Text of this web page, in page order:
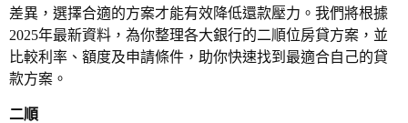
差異，選擇合適的方案才能有效降低還款壓力。我們將根據
2025年最新資料，為你整理各大銀行的二順位房貸方案，並
比較利率、額度及申請條件，助你快速找到最適合自己的貸
款方案。
二順